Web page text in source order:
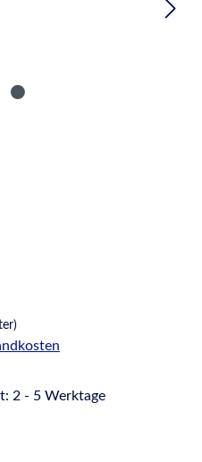
2 - 5 Werktage